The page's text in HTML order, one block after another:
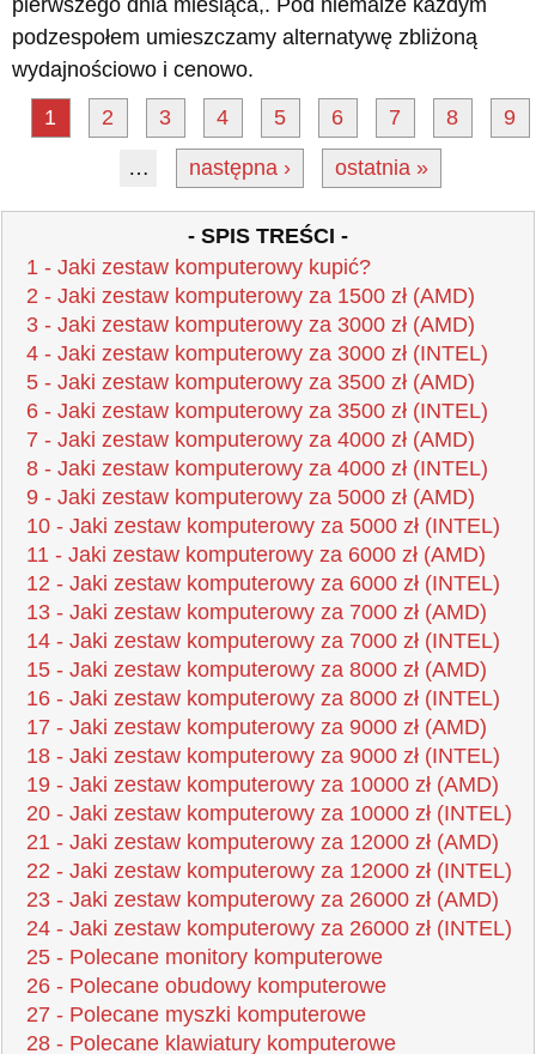
podzespołem umieszczamy alternatywę zbliżoną
wydajnościowo i cenowo.
1
2 3 4 5 6 7 8 9
… następna › ostatnia »
- SPIS TREŚCI -
1 - Jaki zestaw komputerowy kupić?
2 - Jaki zestaw komputerowy za 1500 zł (AMD)
3 - Jaki zestaw komputerowy za 3000 zł (AMD)
4 - Jaki zestaw komputerowy za 3000 zł (INTEL)
5 - Jaki zestaw komputerowy za 3500 zł (AMD)
6 - Jaki zestaw komputerowy za 3500 zł (INTEL)
7 - Jaki zestaw komputerowy za 4000 zł (AMD)
8 - Jaki zestaw komputerowy za 4000 zł (INTEL)
9 - Jaki zestaw komputerowy za 5000 zł (AMD)
10 - Jaki zestaw komputerowy za 5000 zł (INTEL)
11 - Jaki zestaw komputerowy za 6000 zł (AMD)
12 - Jaki zestaw komputerowy za 6000 zł (INTEL)
13 - Jaki zestaw komputerowy za 7000 zł (AMD)
14 - Jaki zestaw komputerowy za 7000 zł (INTEL)
15 - Jaki zestaw komputerowy za 8000 zł (AMD)
16 - Jaki zestaw komputerowy za 8000 zł (INTEL)
17 - Jaki zestaw komputerowy za 9000 zł (AMD)
18 - Jaki zestaw komputerowy za 9000 zł (INTEL)
19 - Jaki zestaw komputerowy za 10000 zł (AMD)
20 - Jaki zestaw komputerowy za 10000 zł (INTEL)
21 - Jaki zestaw komputerowy za 12000 zł (AMD)
22 - Jaki zestaw komputerowy za 12000 zł (INTEL)
23 - Jaki zestaw komputerowy za 26000 zł (AMD)
24 - Jaki zestaw komputerowy za 26000 zł (INTEL)
25 - Polecane monitory komputerowe
26 - Polecane obudowy komputerowe
27 - Polecane myszki komputerowe
28 - Polecane klawiatury komputerowe